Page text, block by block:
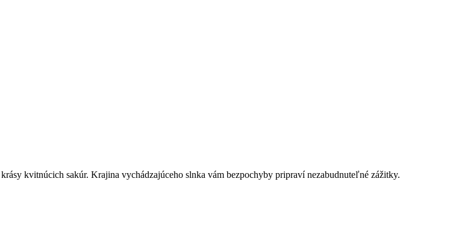
kvitnúcich sakúr. Krajina vychádzajúceho slnka vám bezpochyby pripraví nezabudnuteľné zážitky.